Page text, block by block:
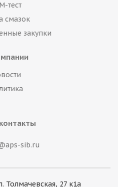
тест
смазок
закупки
sib.ru
Толмачевская, 27 к1а